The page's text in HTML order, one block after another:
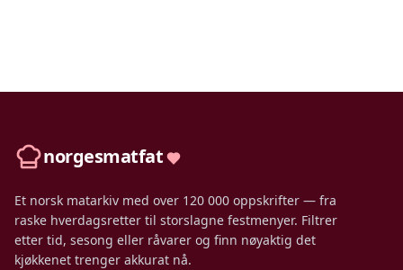
norgesmatfat
Et norsk matarkiv med over 120 000 oppskrifter — fra
raske hverdagsretter til storslagne festmenyer. Filtrer
etter tid, sesong eller råvarer og finn nøyaktig det
kjøkkenet trenger akkurat nå.